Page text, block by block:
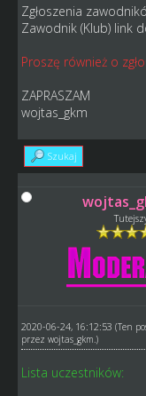
Zgłoszenia
Zawodnik (Klub) link
Proszę również o
ZAPRASZAM
wojtas_gkm
Szukaj
2020-06-24, 16:12:53 (Ten
przez wojtas_gkm .)
Lista uczestników: